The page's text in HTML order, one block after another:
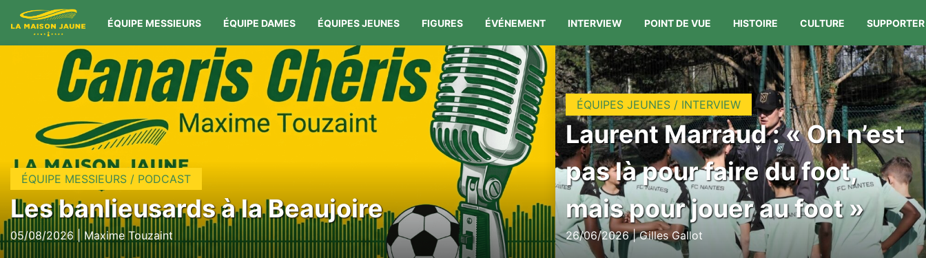
ÉQUIPE MESSIEURS ÉQUIPE DAMES ÉQUIPES JEUNES FIGURES ÉVÉNEMENT INTERVIEW POINT DE VUE HISTOIRE CULTURE SUPPORTER
ÉQUIPE MESSIEURS / PODCAST
Les banlieusards à la Beaujoire
05/08/2026 | Maxime Touzaint
ÉQUIPES JEUNES / INTERVIEW
Laurent Marraud : « On n’est
pas là pour faire du foot,
mais pour jouer au foot »
26/06/2026 | Gilles Gallot